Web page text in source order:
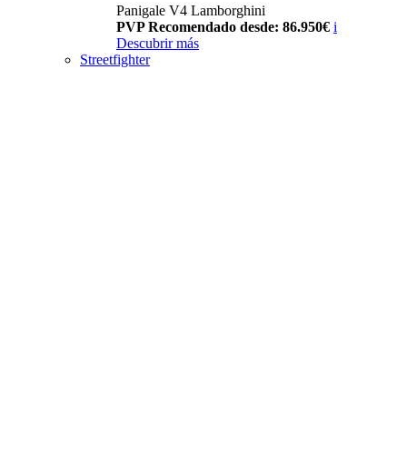
Panigale V4 Lamborghini
PVP Recomendado desde: 86.950€ i
Descubrir más
Streetfighter